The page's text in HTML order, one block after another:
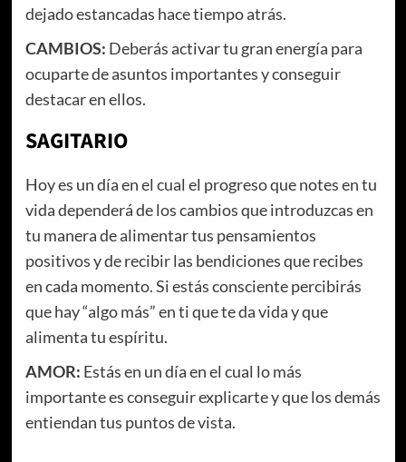
dejado estancadas hace tiempo atrás.
CAMBIOS: Deberás activar tu gran energía para
ocuparte de asuntos importantes y conseguir
destacar en ellos.
SAGITARIO
Hoy es un día en el cual el progreso que notes en tu
vida dependerá de los cambios que introduzcas en
tu manera de alimentar tus pensamientos
positivos y de recibir las bendiciones que recibes
en cada momento. Si estás consciente percibirás
que hay “algo más” en ti que te da vida y que
alimenta tu espíritu.
AMOR: Estás en un día en el cual lo más
importante es conseguir explicarte y que los demás
entiendan tus puntos de vista.